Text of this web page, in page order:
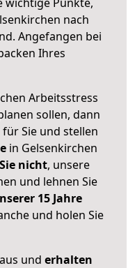
nach
Angefangen bei
Ihres
Arbeitsstress
sollen, dann
Sie und stellen
in Gelsenkirchen
nicht, unsere
und lehnen Sie
15 Jahre
und holen Sie
und erhalten